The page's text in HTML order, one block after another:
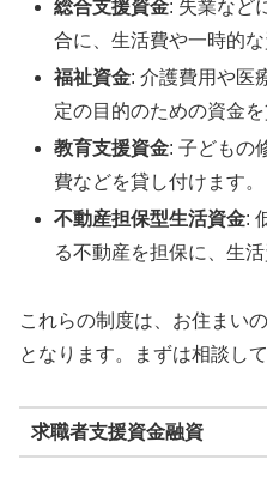
総合支援資金: 失業など
合に、生活費や一時的
福祉資金: 介護費用や医
定の目的のための資金を
教育支援資金: 子どもの
費などを貸し付けます。
不動産担保型生活資金:
る不動産を担保に、生
これらの制度は、お住まい
となります。まずは相談し
求職者支援資金融資